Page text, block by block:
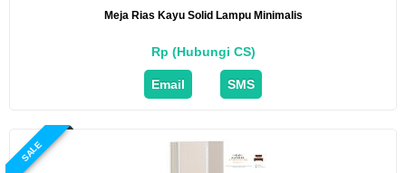
Meja Rias Kayu Solid Lampu Minimalis
Rp (Hubungi CS)
Email SMS
SALE